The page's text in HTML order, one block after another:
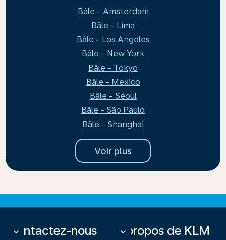
Bâle - Amsterdam
Bâle - Lima
Bâle - Los Angeles
Bâle - New York
Bâle - Tokyo
Bâle - Mexico
Bâle - Séoul
Bâle - São Paulo
Bâle - Shanghai
Voir plus
Contactez-nous
keyboard_arrow_down À propos de KLM
keyboard_arrow_down